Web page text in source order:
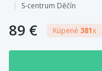
S-centrum Děčín
89 € Kúpené 381x